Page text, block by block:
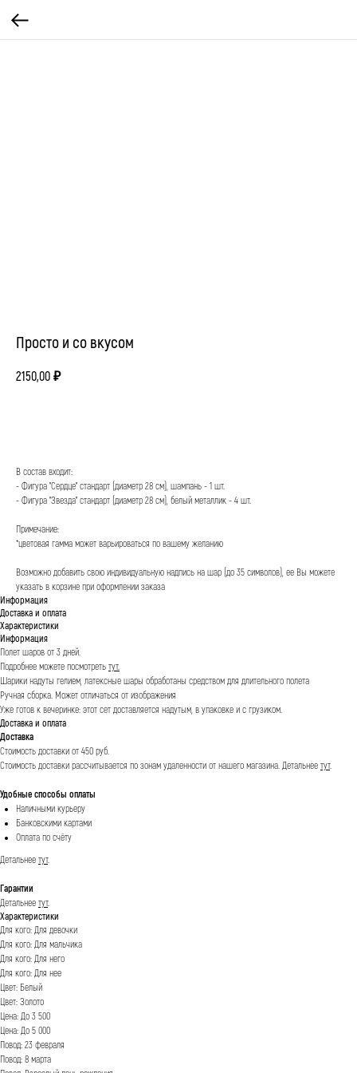
Просто и со вкусом
2150,00 ₽
В состав входит:
- Фигура "Сердце" стандарт (диаметр 28 см), шампань - 1 шт.
- Фигура "Звезда" стандарт (диаметр 28 см), белый металлик - 4 шт.
Примечание:
*цветовая гамма может варьироваться по вашему желанию
Возможно добавить свою индивидуальную надпись на шар (до 35 символов), ее Вы можете
указать в корзине при оформлении заказа
Информация
Доставка и оплата
Характеристики
Информация
Полет шаров от 3 дней.
Подробнее можете посмотреть тут.
Шарики надуты гелием, латексные шары обработаны средством для длительного полета
Ручная сборка. Может отличаться от изображения
Уже готов к вечеринке: этот сет доставляется надутым, в упаковке и с грузиком.
Доставка и оплата
Доставка
Стоимость доставки от 450 руб.
Стоимость доставки рассчитывается по зонам удаленности от нашего магазина. Детальнее тут.
Удобные способы оплаты
Наличными курьеру
Банковскими картами
Оплата по счёту
Детальнее тут.
Гарантии
Детальнее тут.
Характеристики
Для кого: Для девочки
Для кого: Для мальчика
Для кого: Для него
Для кого: Для нее
Цвет: Белый
Цвет: Золото
Цена: До 3 500
Цена: До 5 000
Повод: 23 февраля
Повод: 8 марта